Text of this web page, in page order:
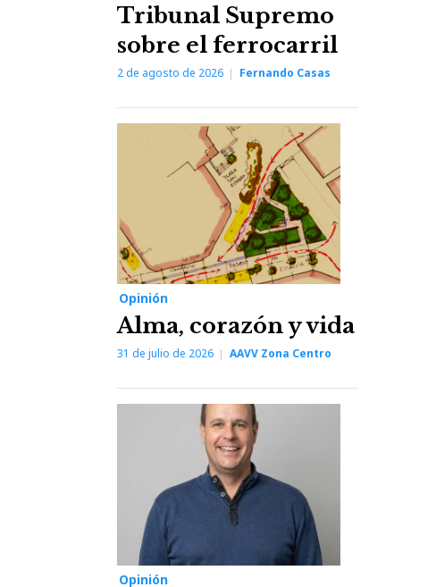
Tribunal Supremo
sobre el ferrocarril
2 de agosto de 2026 Fernando Casas
Opinión
Alma, corazón y vida
31 de julio de 2026 AAVV Zona Centro
Opinión